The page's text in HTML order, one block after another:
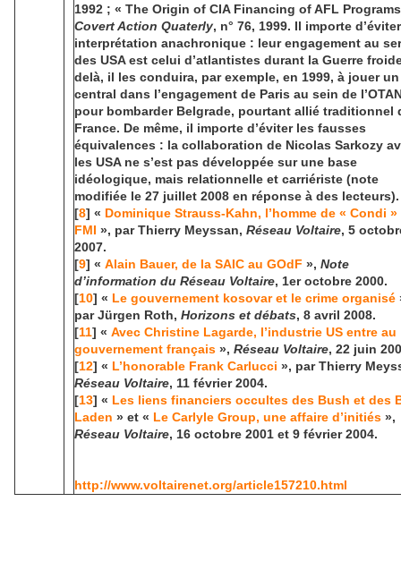
1992 ; « The Origin of CIA Financing of AFL
Covert Action Quaterly, n° 76, 1999. Il importe
interprétation anachronique : leur engagement au
des USA est celui d’atlantistes durant la Guerre
delà, il les conduira, par exemple, en 1999, à jouer
central dans l’engagement de Paris au sein de
pour bombarder Belgrade, pourtant allié traditionnel
France. De même, il importe d’éviter les fausses
équivalences : la collaboration de Nicolas Sarkozy
les USA ne s’est pas développée sur une base
idéologique, mais relationnelle et carriériste (note
modifiée le 27 juillet 2008 en réponse à des lecteurs).
[8] « Dominique Strauss-Kahn, l’homme de « Condi »
FMI », par Thierry Meyssan, Réseau Voltaire, 5
2007.
[9] « Alain Bauer, de la SAIC au GOdF », Note
d’information du Réseau Voltaire, 1er octobre 2000.
[10] « Le gouvernement kosovar et le crime organisé
par Jürgen Roth, Horizons et débats, 8 avril 2008.
[11] « Avec Christine Lagarde, l’industrie US entre au
gouvernement français », Réseau Voltaire, 22 juin
[12] « L’honorable Frank Carlucci », par Thierry
Réseau Voltaire, 11 février 2004.
[13] « Les liens financiers occultes des Bush et des
Laden » et « Le Carlyle Group, une affaire d’initiés »,
Réseau Voltaire, 16 octobre 2001 et 9 février 2004.
http://www.voltairenet.org/article157210.html